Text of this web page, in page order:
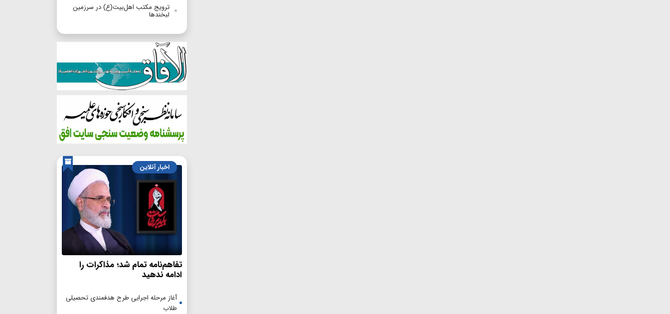
ترویج مکتب اهل‌بیت(ع) در سرزمین
لبخندها
اخبار آنلاین
تفاهم‌نامه تمام شد؛ مذاکرات را
ادامه ندهید
آغاز مرحله اجرایی طرح هدفمندی تحصیلی
طلاب